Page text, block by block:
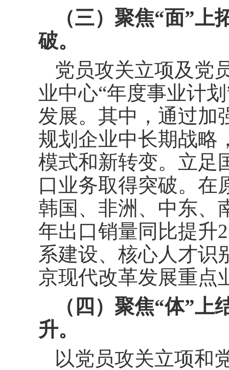
（三）聚焦“面”
破。
党员攻关立项及党
业中心“年度事业计
发展。其中，通过加
规划企业中长期战略
模式和新转变。立足
口业务取得突破。在
韩国、非洲、中东、
年出口销量同比提升
系建设、核心人才识
京现代改革发展重点
（四）聚焦“体”
升。
以党员攻关立项和